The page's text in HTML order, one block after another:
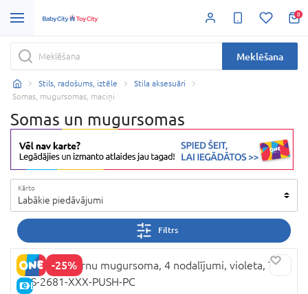
0
Meklēšana
Stils, radošums, iztēle
Stila aksesuāri
Somas, mugursomas, maciņi
Somas un mugursomas
Kārto
Labākie piedāvājumi
Filtrs
-25%
E-CENA
PUSHEEN bērnu mugursoma, 4 nodalījumi, violeta, TO-
PLS-2681-XXX-PUSH-PC